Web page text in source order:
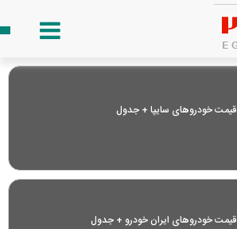
قیمت خودرو‌های سایپا + جدول
قیمت خودرو‌های ایران خودرو + جدول